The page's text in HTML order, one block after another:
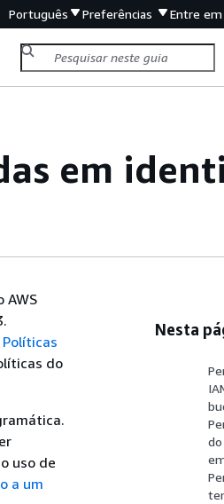
Português Preferências Entre
em
AWS
Políticas
do
uso de
a um
Nesta